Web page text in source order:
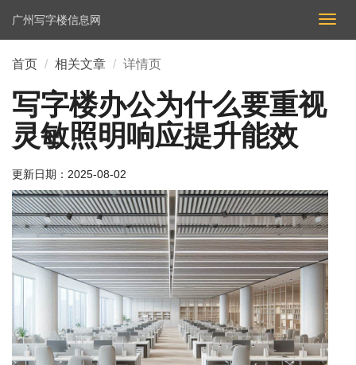
切
换
广州写字楼信息网
首页 相关文章 详情页
写字楼办公为什么要重视
灵敏照明响应提升能效
更新日期： 2025-08-02